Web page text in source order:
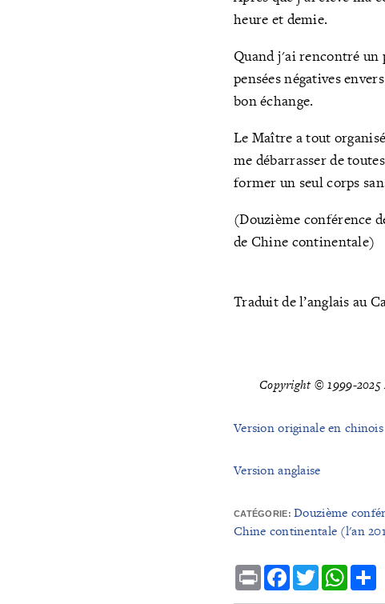
heure et demie.
Quand j'ai rencontré un
pensées négatives
bon échange.
Le Maître a tout
me débarrasser de
former un seul corps
(Douzième conférence
de Chine continentale)
Traduit de l’anglais au
Copyright © 1999-2025
Version originale en chinois
Version anglaise
CATÉGORIE: Douzième
Chine continentale (l'an
Print Facebook
Twitter